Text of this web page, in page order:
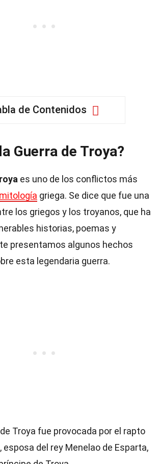
de Contenidos
Guerra de Troya?
es uno de los conflictos más
mitología griega. Se dice que fue una
los griegos y los troyanos, que ha
historias, poemas y
presentamos algunos hechos
esta legendaria guerra.
Troya fue provocada por el rapto
esposa del rey Menelao de Esparta,